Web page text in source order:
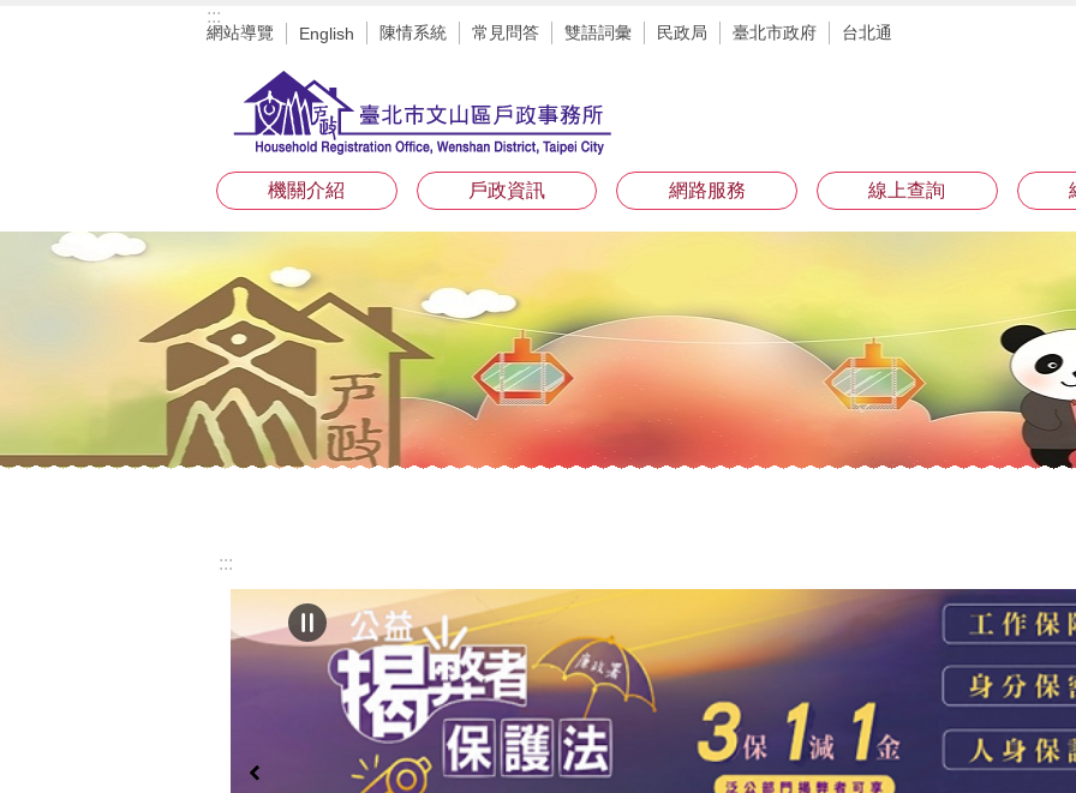
:::
網站導覽 English 陳情系統 常見問答 雙語詞彙 民政局 臺北市政府 台北通
機關介紹 戶政資訊 網路服務 線上查詢
:::